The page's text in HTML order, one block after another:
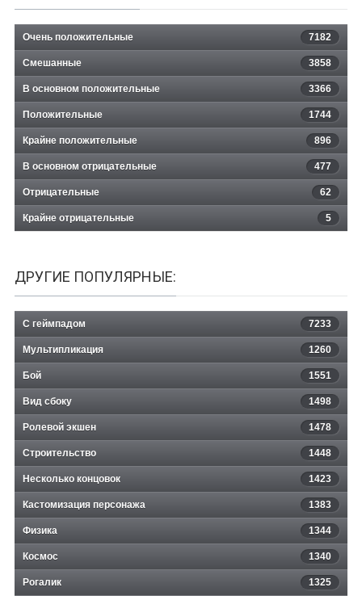
Очень положительные 7182
Смешанные 3858
В основном положительные 3366
Положительные 1744
Крайне положительные 896
В основном отрицательные 477
Отрицательные 62
Крайне отрицательные 5
ДРУГИЕ ПОПУЛЯРНЫЕ:
С геймпадом 7233
Мультипликация 1260
Бой 1551
Вид сбоку 1498
Ролевой экшен 1478
Строительство 1448
Несколько концовок 1423
Кастомизация персонажа 1383
Физика 1344
Космос 1340
Рогалик 1325